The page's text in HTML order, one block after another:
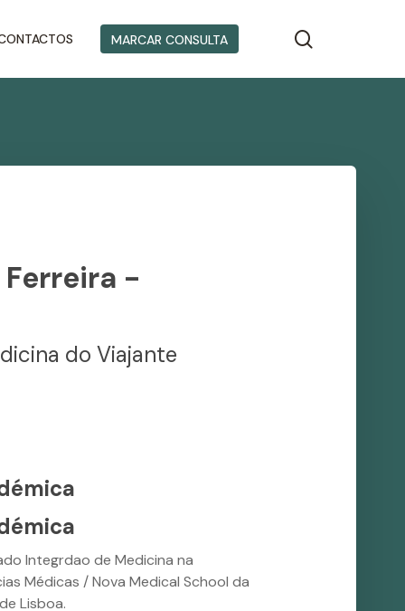
MARCAR CONSULTA
Ferreira -
do Viajante
Integrdao de Medicina na
Médicas / Nova Medical School da
Lisboa.